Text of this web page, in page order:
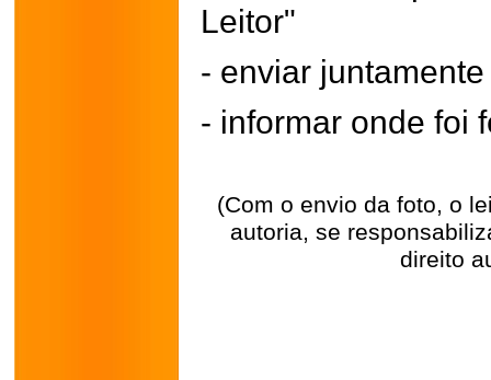
Leitor"
- enviar
- informar onde foi
(Com o envio da foto, o
autoria, se
direito